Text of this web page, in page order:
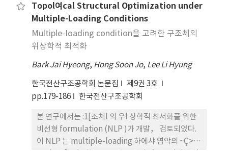
그래밍 formulation을 제 안하는 것올 목적으로한
다. 이 formulation 의 주된 특성은 요소 사이즈가 영
이 되는 것을 허용한다. 평형 방정 식 을 둥제 약조건
으로 간주함으로써 강성 매 트릭 스의 singularity를
에 있어서 웅력과 변위의 제약조 건 하에서 중량을 최
소화할때의 유한 요소의 두께를 구하는 디자 인 문제
에 적용하여， 이 formulation 이 위상화적 최적화
에 있어서의 효과를 입증하였다.
Topol여cal Structural Optimization under
Multiple-Loading Conditions
Multiple-Ioading condition을 고려한 구조체의
위상학적 최적화
Bark Jai Hyeong, Hong Soon Jo, Lee Li Hyung
한국전산구조공학회 논문집
제9권 3호
pp.179-186
한국전산구조공학회
본 연구에서는 :1[조처l 의 우l 상학적 최서화플 위한
비선형 formulation (NLP )가 개발， 검토되었다.
이 NLP 는 multiple-loading 하에샤 염악의 ~Ç>